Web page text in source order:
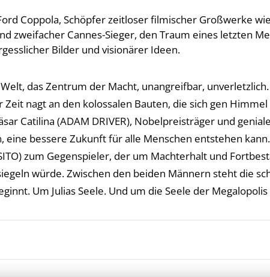
Coppola, Schöpfer zeitloser filmischer Großwerke
zweifacher Cannes-Sieger, den Traum eines letzten
Bilder und visionärer Ideen.
das Zentrum der Macht, unangreifbar,
nagt an den kolossalen Bauten, die sich gen
Catilina (ADAM DRIVER), Nobelpreisträger und
eine bessere Zukunft für alle Menschen entstehen
zum Gegenspieler, der um Machterhalt und
würde. Zwischen den beiden Männern steht die
Um Julias Seele. Und um die Seele der